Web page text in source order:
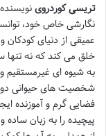
تریسی کوردروی
نگارشی خاص خود،
عمیقی از دنیای
خلق می کند که نه تنها
به شیوه ای غیرمستقیم
شخصیت های حیوانی
فضایی گرم و آموزنده
پیچیده را به زبان ساده